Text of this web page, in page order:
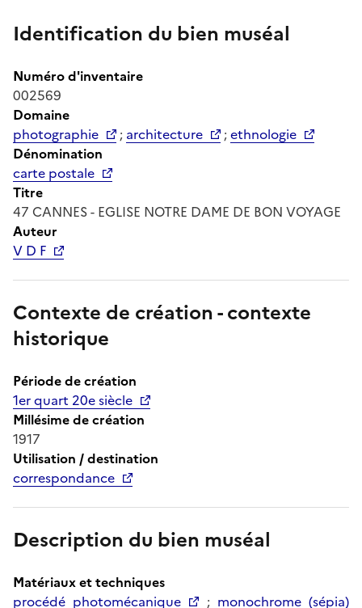
Identification du bien muséal
Numéro d'inventaire
002569
Domaine
photographie
; architecture ;ethnologie
Dénomination
carte postale
Titre
47 CANNES - EGLISE NOTRE DAME DE BON VOYAGE
Auteur
V D F
Contexte de création - contexte
historique
Période de création
1er quart 20e siècle
Millésime de création
1917
Utilisation / destination
correspondance
Description du bien muséal
Matériaux et techniques
procédé photomécanique
; monochrome (sépia)